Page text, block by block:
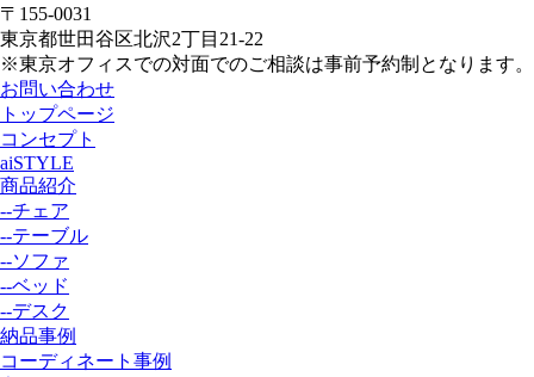
〒155-0031
東京都世田谷区北沢2丁目21-22
※東京オフィスでの対面でのご相談は事前予約制となります。
お問い合わせ
トップページ
コンセプト
aiSTYLE
商品紹介
--チェア
--テーブル
--ソファ
--ベッド
--デスク
納品事例
コーディネート事例